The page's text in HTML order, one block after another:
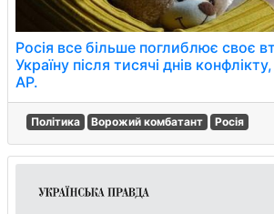
Росія все більше поглиблює своє
Україну після тисячі днів
AP.
Політика Ворожий комбатант Росія